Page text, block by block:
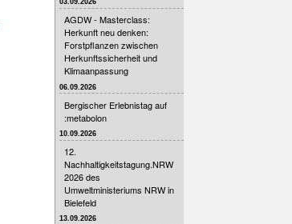
03.09.2026
AGDW - Masterclass:
Herkunft neu denken:
Forstpflanzen zwischen
Herkunftssicherheit und
Klimaanpassung
06.09.2026
Bergischer Erlebnistag auf
:metabolon
10.09.2026
12.
Nachhaltigkeitstagung.NRW
2026 des
Umweltministeriums NRW in
Bielefeld
13.09.2026